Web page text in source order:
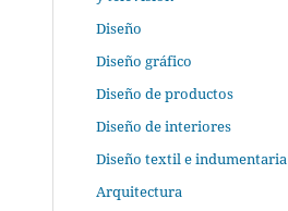
Diseño
Diseño gráfico
Diseño de productos
Diseño de interiores
Diseño textil e indumentaria
Arquitectura